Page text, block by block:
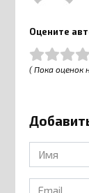
Оцените
( Пока оценок
Имя
*
Email